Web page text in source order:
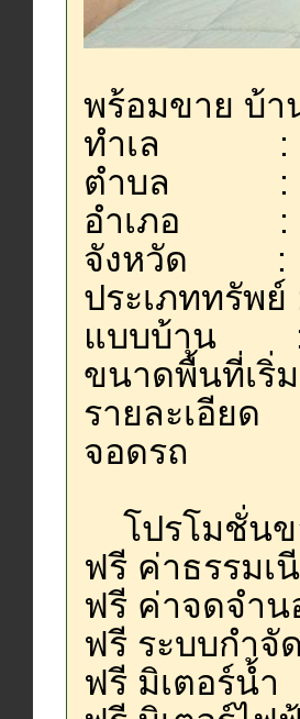
พร้อมขาย บ้
ทำเล : ซ.
ตำบล : บ้
อำเภอ :
จังหวัด :
ประเภททรัพ
แบบบ้าน :
ขนาดพื้นที่เริ่
รายละเอียด
จอดรถ
โปรโมชั่นข
ฟรี ค่าธรรมเ
ฟรี ค่าจดจำน
ฟรี ระบบกำจั
ฟรี มิเตอร์น้ำ